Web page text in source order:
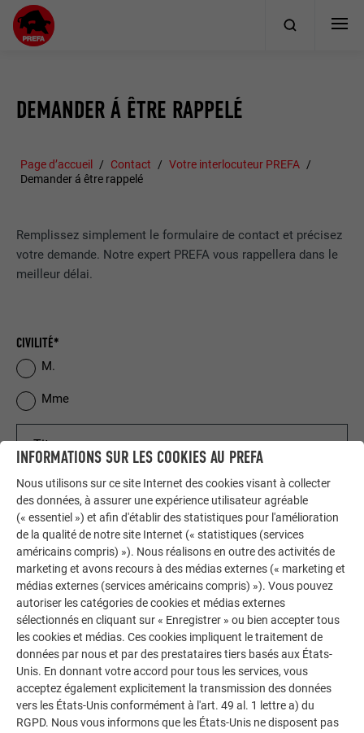
DEMANDER Á ÊTRE RAPPELÉ
Page d’accueil Contact
Votre interlocuteur PREFA
Demander á être rappelé
Remplissez simplement le formulaire de contact et précisez
votre demande. Notre expert PREFA vous rappellera dans le
meilleur délai.
CIVILITÉ*
M.
Mme
INFORMATIONS SUR LES COOKIES AU PREFA
Nous utilisons sur ce site Internet des cookies visant à collecter
des données, à assurer une expérience utilisateur agréable
(« essentiel ») et afin d'établir des statistiques pour l'amélioration
de la qualité de notre site Internet (« statistiques (services
américains compris) »). Nous réalisons en outre des activités de
marketing et avons recours à des médias externes (« marketing et
médias externes (services américains compris) »). Vous pouvez
autoriser les catégories de cookies et médias externes
sélectionnés en cliquant sur « Enregistrer » ou bien accepter tous
les cookies et médias. Ces cookies impliquent le traitement de
données par nous et par des prestataires tiers basés aux États-
Unis. En donnant votre accord pour tous les services, vous
acceptez également explicitement la transmission des données
vers les États-Unis conformément à l'art. 49 al. 1 lettre a) du
RGPD. Nous vous informons que les États-Unis ne disposent pas